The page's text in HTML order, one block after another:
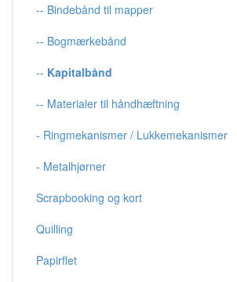
-- Bindebånd til mapper
-- Bogmærkebånd
-- Kapitalbånd
-- Materialer til håndhæftning
- Ringmekanismer / Lukkemekanismer
- Metalhjørner
Scrapbooking og kort
Quilling
Papirflet